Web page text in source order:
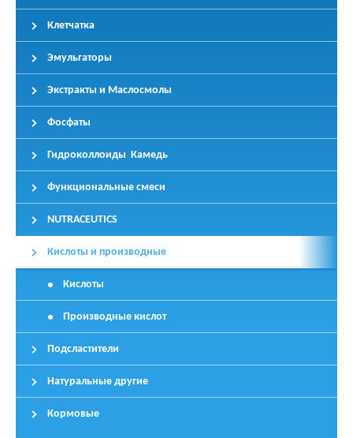
Клетчатка
Эмульгаторы
Экстракты и Маслосмолы
Фосфаты
Гидроколлоиды Камедь
Функциональные смеси
NUTRACEUTICS
Кислоты и производные
Кислоты
Производные кислот
Подсластители
Натуральные другие
Кормовые